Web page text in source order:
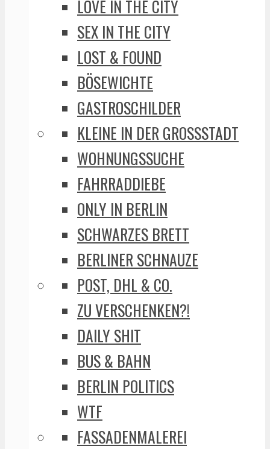
LOVE IN THE CITY
SEX IN THE CITY
LOST & FOUND
BÖSEWICHTE
GASTROSCHILDER
KLEINE IN DER GROSSSTADT
WOHNUNGSSUCHE
FAHRRADDIEBE
ONLY IN BERLIN
SCHWARZES BRETT
BERLINER SCHNAUZE
POST, DHL & CO.
ZU VERSCHENKEN?!
DAILY SHIT
BUS & BAHN
BERLIN POLITICS
WTF
FASSADENMALEREI